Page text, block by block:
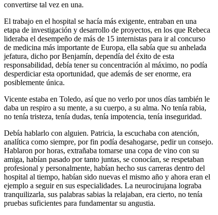
convertirse tal vez en una.
El trabajo en el hospital se hacía más exigente, entraban en una
etapa de investigación y desarrollo de proyectos, en los que Rebeca
lideraba el desempeño de más de 15 internistas para ir al concurso
de medicina más importante de Europa, ella sabía que su anhelada
jefatura, dicho por Benjamín, dependía del éxito de esta
responsabilidad, debía tener su concentración al máximo, no podía
desperdiciar esta oportunidad, que además de ser enorme, era
posiblemente única.
Vicente estaba en Toledo, así que no verlo por unos días también le
daba un respiro a su mente, a su cuerpo, a su alma. No tenía rabia,
no tenía tristeza, tenía dudas, tenía impotencia, tenía inseguridad.
Debía hablarlo con alguien. Patricia, la escuchaba con atención,
analítica como siempre, por fin podía desahogarse, pedir un consejo.
Hablaron por horas, extrañaba tomarse una copa de vino con su
amiga, habían pasado por tanto juntas, se conocían, se respetaban
profesional y personalmente, habían hecho sus carreras dentro del
hospital al tiempo, habían sido nuevas el mismo año y ahora eran el
ejemplo a seguir en sus especialidades. La neurocirujana lograba
tranquilizarla, sus palabras sabias la relajaban, era cierto, no tenía
pruebas suficientes para fundamentar su angustia.